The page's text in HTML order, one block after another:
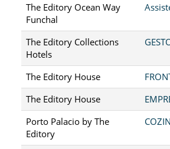
The Editory Ocean Way
Funchal
The Editory Collections
Hotels
The Editory House
The Editory House
Porto Palacio by The
Editory